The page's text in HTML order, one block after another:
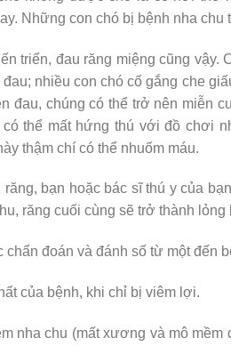
Những con chó bị bệnh nha
triển, đau răng miệng cũng
nhiều con chó cố gắng che
đau, chúng có thể trở nên miễn
có thể mất hứng thú với đồ chơi
thậm chí có thể nhuốm máu.
răng, bạn hoặc bác sĩ thú y của
răng cuối cùng sẽ trở thành lỏng
chẩn đoán và đánh số từ một đến
của bệnh, khi chỉ bị viêm lợi.
nha chu (mất xương và mô